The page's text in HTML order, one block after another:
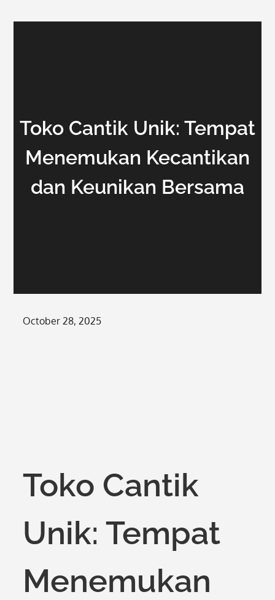
Toko Cantik Unik: Tempat
Menemukan Kecantikan
dan Keunikan Bersama
Posted
October 28, 2025
Toko Cantik
Unik: Tempat
Menemukan